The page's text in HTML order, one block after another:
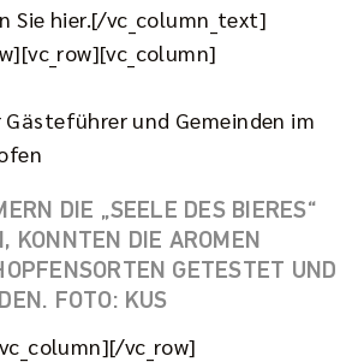
Sie hier.[/vc_column_text]
DIE „SEELE DES BIERES“
KONNTEN DIE AROMEN
GETESTET UND
FOTO: KUS
vc_row]